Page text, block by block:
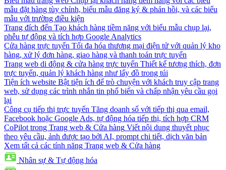
mẫu đặt hàng tùy chỉnh, biểu mẫu đăng ký & phản hồi, và các biểu
mẫu với trường điều kiện
Trang đích đến Tạo khách hàng tiềm năng với biểu mẫu chụp lại,
phễu tự động và tích hợp Google Analytics
Cửa hàng trực tuyến Tối đa hóa thương mại điện tử với quản lý kho
hàng, xử lý đơn hàng, giao hàng và thanh toán trực tuyến
Trang web di động & cửa hàng trực tuyến Thiết kế tương thích, đơn
trực tuyến, quản lý khách hàng như lấy đồ trong túi
Tiện ích website Bật tiện ích để trò chuyện với khách truy cập trang
web, sử dụng các trình nhắn tin phổ biến và chấp nhận yêu cầu gọi
lại
Công cụ tiếp thị trực tuyến Tăng doanh số với tiếp thị qua email,
Facebook hoặc Google Ads, tự động hóa tiếp thị, tích hợp CRM
CoPilot trong Trang web & Cửa hàng Viết nội dung thuyết phục
theo yêu cầu, ảnh được tạo bởi AI, prompt chi tiết, dịch văn bản
Xem tất cả các tính năng Trang web & Cửa hàng
Nhân sự & Tự động hóa